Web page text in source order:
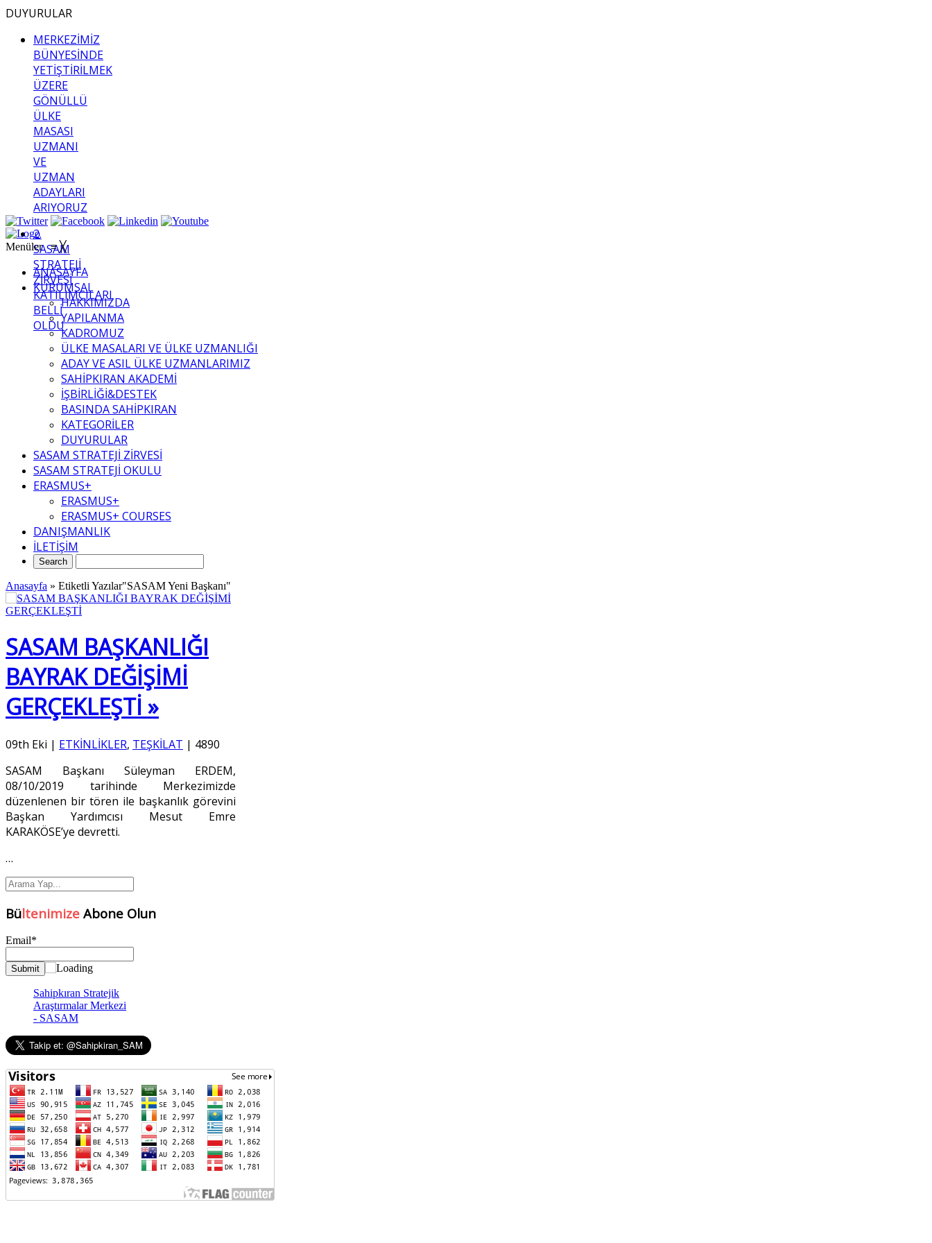
DUYURULAR
MERKEZİMİZ
BÜNYESİNDE
YETİŞTİRİLMEK
ÜZERE
GÖNÜLLÜ
ÜLKE
MASASI
UZMANI
VE
UZMAN
ADAYLARI
ARIYORUZ
2.
SASAM
STRATEJİ
ZİRVESİ
KATILIMCILARI
BELLİ
OLDU
Menüler≡ ╳
ANASAYFA
KURUMSAL
HAKKIMIZDA
YAPILANMA
KADROMUZ
ÜLKE MASALARI VE ÜLKE UZMANLIĞI
ADAY VE ASIL ÜLKE UZMANLARIMIZ
SAHİPKIRAN AKADEMİ
İŞBİRLİĞİ&DESTEK
BASINDA SAHİPKIRAN
KATEGORİLER
DUYURULAR
SASAM STRATEJİ ZİRVESİ
SASAM STRATEJİ OKULU
ERASMUS+
ERASMUS+
ERASMUS+ COURSES
DANIŞMANLIK
İLETİŞİM
Anasayfa » Etiketli Yazılar"SASAM Yeni Başkanı"
SASAM BAŞKANLIĞI
BAYRAK DEĞİŞİMİ
GERÇEKLEŞTİ »
09th Eki | ETKİNLİKLER, TEŞKİLAT | 4890
SASAM Başkanı Süleyman ERDEM,
08/10/2019 tarihinde Merkezimizde
düzenlenen bir tören ile başkanlık görevini
Başkan Yardımcısı Mesut Emre
KARAKÖSE’ye devretti.
…
Bültenimize Abone Olun
Email*
Sahipkıran Stratejik
Araştırmalar Merkezi
- SASAM